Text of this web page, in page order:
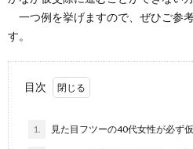
一つ例を挙げますので、ぜひご参
す。
目次
1. 見た目フツーの40代女性が必ず